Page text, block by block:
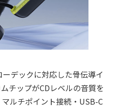
デックに対応した骨伝導イ
チップがCDレベルの音質を
ルチポイント接続・USB-C